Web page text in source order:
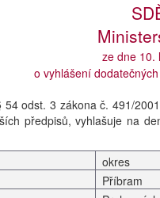
ze dne 10.
o vyhlášení
54 odst. 3 zákona č. 491/
předpisů, vyhlašuje na
okres
Příbram